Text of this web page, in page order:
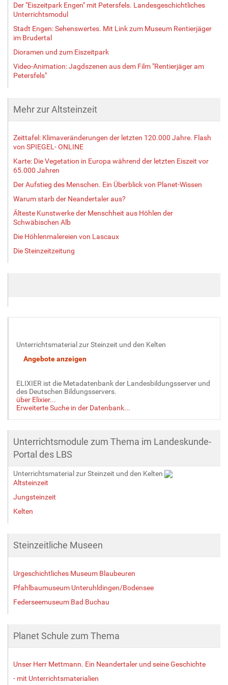
Der "Eiszeitpark Engen" mit Petersfels. Landesgeschichtliches
Unterrichtsmodul
Stadt Engen: Sehenswertes. Mit Link zum Museum Rentierjäger
im Brudertal
Dioramen und zum Eiszeitpark
Video-Animation: Jagdszenen aus dem Film "Rentierjäger am
Petersfels"
Mehr zur Altsteinzeit
Zeittafel: Klimaveränderungen der letzten 120.000 Jahre. Flash
von SPIEGEL- ONLINE
Karte: Die Vegetation in Europa während der letzten Eiszeit vor
65.000 Jahren
Der Aufstieg des Menschen. Ein Überblick von Planet-Wissen
Warum starb der Neandertaler aus?
Älteste Kunstwerke der Menschheit aus Höhlen der
Schwäbischen Alb
Die Höhlenmalereien von Lascaux
Die Steinzeitzeitung
Unterrichtsmaterial zur Steinzeit und den Kelten
ELIXIER ist die Metadatenbank der Landesbildungsserver und
des Deutschen Bildungsservers.
über Elixier...
Erweiterte Suche in der Datenbank...
Unterrichtsmodule zum Thema im Landeskunde-
Portal des LBS
Unterrichtsmaterial zur Steinzeit und den Kelten
Altsteinzeit
Jungsteinzeit
Kelten
Steinzeitliche Museen
Urgeschichtliches Museum Blaubeuren
Pfahlbaumuseum Unteruhldingen/Bodensee
Federseemuseum Bad Buchau
Planet Schule zum Thema
Unser Herr Mettmann. Ein Neandertaler und seine Geschichte
- mit Unterrichtsmaterialien